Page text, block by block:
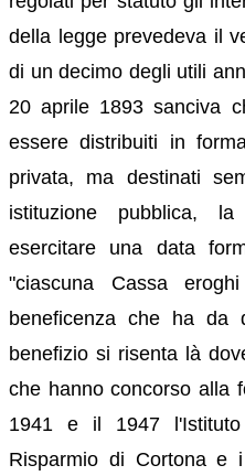
della legge prevedeva il
di un decimo degli utili
20 aprile 1893 sanciva
essere distribuiti in
privata, ma destinati
istituzione pubblica,
esercitare una data
"ciascuna Cassa
beneficenza che ha da
benefizio si risenta là
che hanno concorso alla
1941 e il 1947
Risparmio di Cortona e i